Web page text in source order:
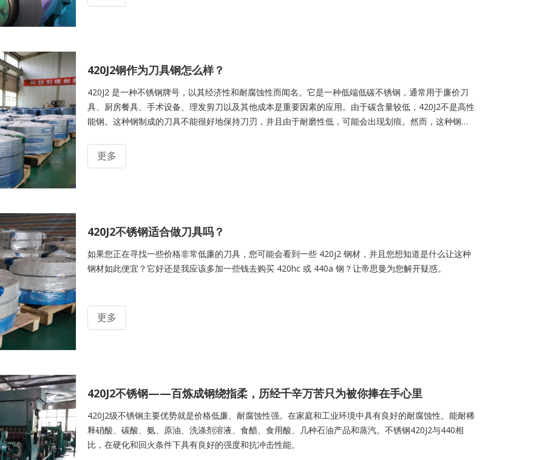
420J2钢作为刀具钢怎么样？
420J2 是一种不锈钢牌号，以其经济性和耐腐蚀性而闻名。它是一种低端低碳不锈钢，通常用于廉价刀
具、厨房餐具、手术设备、理发剪刀以及其他成本是重要因素的应用。由于碳含量较低，420J2不是高性
能钢。这种钢制成的刀具不能很好地保持刀刃，并且由于耐磨性低，可能会出现划痕。然而，这种钢可
解它作为菜刀材料的表现。
更多
420J2不锈钢适合做刀具吗？
如果您正在寻找一些价格非常低廉的刀具，您可能会看到一些 420j2 钢材，并且您想知道是什么让这种
钢材如此便宜？它好还是我应该多加一些钱去购买 420hc 或 440a 钢？让帝思曼为您解开疑惑。
更多
420J2不锈钢——百炼成钢绕指柔，历经千辛万苦只为被你捧在手心里
420J2级不锈钢主要优势就是价格低廉、耐腐蚀性强。在家庭和工业环境中具有良好的耐腐蚀性。能耐稀
释硝酸、碳酸、氨、原油、洗涤剂溶液、食醋、食用酸、几种石油产品和蒸汽。不锈钢420J2与440相
比，在硬化和回火条件下具有良好的强度和抗冲击性能。